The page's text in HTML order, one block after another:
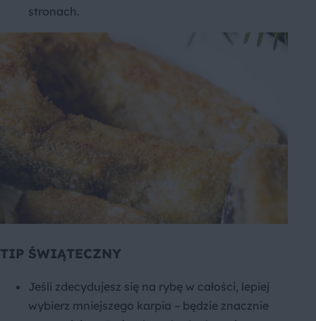
stronach.
TIP ŚWIĄTECZNY
Jeśli zdecydujesz się na rybę w całości, lepiej
wybierz mniejszego karpia – będzie znacznie